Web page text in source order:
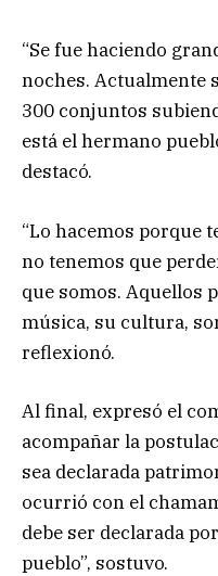
“Se fue haciendo
noches. Actualmente
300 conjuntos
está el hermano
destacó.
“Lo hacemos porque
no tenemos que
que somos. Aquellos
música, su cultura,
reflexionó.
Al final, expresó el
acompañar la
sea declarada
ocurrió con el
debe ser declarada
pueblo”, sostuvo.